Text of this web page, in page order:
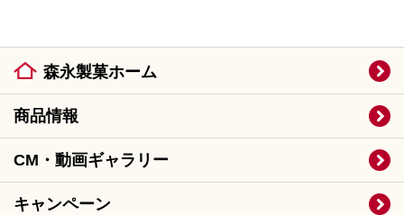
森永製菓ホーム
商品情報
CM・動画ギャラリー
キャンペーン